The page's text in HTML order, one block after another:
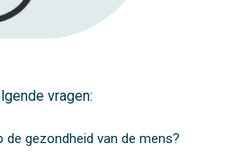
vragen:
de gezondheid van de mens?